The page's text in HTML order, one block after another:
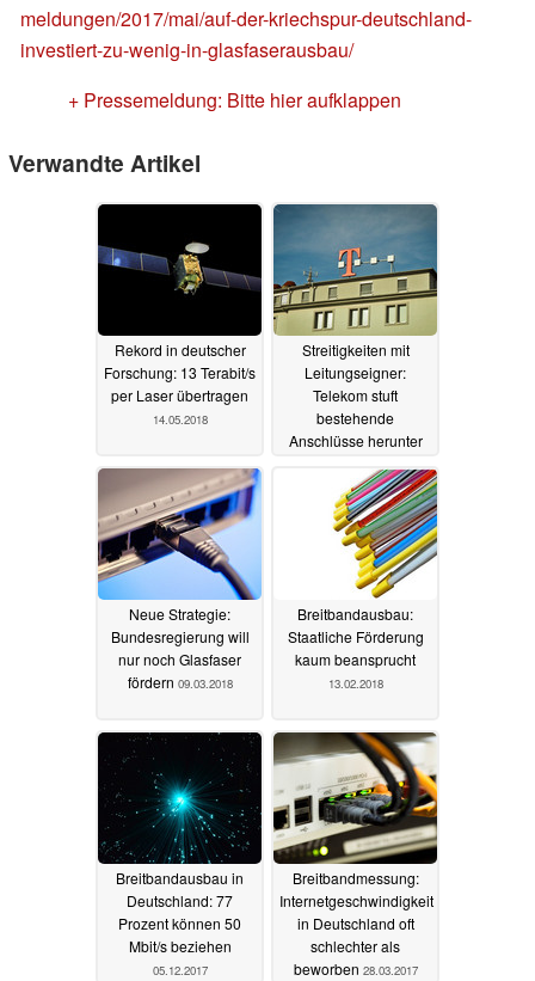
meldungen/2017/mai/auf-der-kriechspur-deutschland-
investiert-zu-wenig-in-glasfaserausbau/
+ Pressemeldung: Bitte hier aufklappen
Verwandte Artikel
Rekord in deutscher
Forschung: 13 Terabit/s
per Laser übertragen
14.05.2018
Streitigkeiten mit
Leitungseigner:
Telekom stuft
bestehende
Anschlüsse herunter
11.03.2018
Neue Strategie:
Bundesregierung will
nur noch Glasfaser
fördern 09.03.2018
Breitbandausbau:
Staatliche Förderung
kaum beansprucht
13.02.2018
Breitbandausbau in
Deutschland: 77
Prozent können 50
Mbit/s beziehen
05.12.2017
Breitbandmessung:
Internetgeschwindigkeit
in Deutschland oft
schlechter als
beworben 28.03.2017